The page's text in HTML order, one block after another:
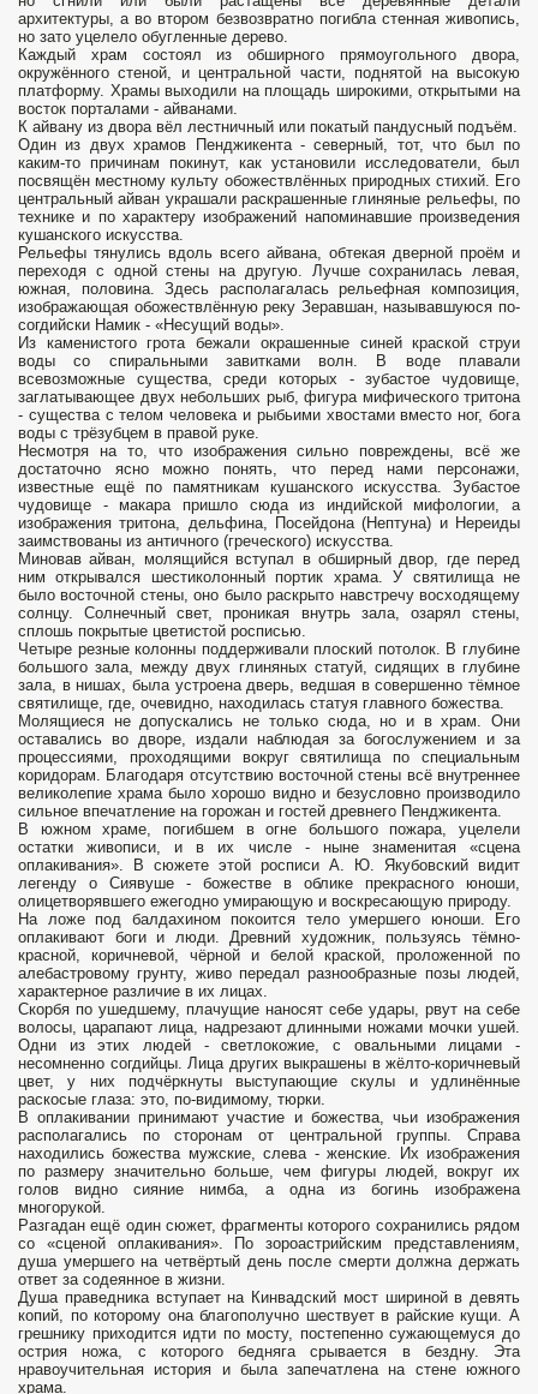
архитектуры, а во втором безвозвратно погибла стенная живопись,
но зато уцелело обугленные дерево.
Каждый храм состоял из обширного прямоугольного двора,
окружённого стеной, и центральной части, поднятой на высокую
платформу. Храмы выходили на площадь широкими, открытыми на
восток порталами - айванами.
К айвану из двора вёл лестничный или покатый пандусный подъём.
Один из двух храмов Пенджикента - северный, тот, что был по
каким-то причинам покинут, как установили исследователи, был
посвящён местному культу обожествлённых природных стихий. Его
центральный айван украшали раскрашенные глиняные рельефы, по
технике и по характеру изображений напоминавшие произведения
кушанского искусства.
Рельефы тянулись вдоль всего айвана, обтекая дверной проём и
переходя с одной стены на другую. Лучше сохранилась левая,
южная, половина. Здесь располагалась рельефная композиция,
изображающая обожествлённую реку Зеравшан, называвшуюся по-
согдийски Намик - «Несущий воды».
Из каменистого грота бежали окрашенные синей краской струи
воды со спиральными завитками волн. В воде плавали
всевозможные существа, среди которых - зубастое чудовище,
заглатывающее двух небольших рыб, фигура мифического тритона
- существа с телом человека и рыбьими хвостами вместо ног, бога
воды с трёзубцем в правой руке.
Несмотря на то, что изображения сильно повреждены, всё же
достаточно ясно можно понять, что перед нами персонажи,
известные ещё по памятникам кушанского искусства. Зубастое
чудовище - макара пришло сюда из индийской мифологии, а
изображения тритона, дельфина, Посейдона (Нептуна) и Нереиды
заимствованы из античного (греческого) искусства.
Миновав айван, молящийся вступал в обширный двор, где перед
ним открывался шестиколонный портик храма. У святилища не
было восточной стены, оно было раскрыто навстречу восходящему
солнцу. Солнечный свет, проникая внутрь зала, озарял стены,
сплошь покрытые цветистой росписью.
Четыре резные колонны поддерживали плоский потолок. В глубине
большого зала, между двух глиняных статуй, сидящих в глубине
зала, в нишах, была устроена дверь, ведшая в совершенно тёмное
святилище, где, очевидно, находилась статуя главного божества.
Молящиеся не допускались не только сюда, но и в храм. Они
оставались во дворе, издали наблюдая за богослужением и за
процессиями, проходящими вокруг святилища по специальным
коридорам. Благодаря отсутствию восточной стены всё внутреннее
великолепие храма было хорошо видно и безусловно производило
сильное впечатление на горожан и гостей древнего Пенджикента.
В южном храме, погибшем в огне большого пожара, уцелели
остатки живописи, и в их числе - ныне знаменитая «сцена
оплакивания». В сюжете этой росписи А. Ю. Якубовский видит
легенду о Сиявуше - божестве в облике прекрасного юноши,
олицетворявшего ежегодно умирающую и воскресающую природу.
На ложе под балдахином покоится тело умершего юноши. Его
оплакивают боги и люди. Древний художник, пользуясь тёмно-
красной, коричневой, чёрной и белой краской, проложенной по
алебастровому грунту, живо передал разнообразные позы людей,
характерное различие в их лицах.
Скорбя по ушедшему, плачущие наносят себе удары, рвут на себе
волосы, царапают лица, надрезают длинными ножами мочки ушей.
Одни из этих людей - светлокожие, с овальными лицами -
несомненно согдийцы. Лица других выкрашены в жёлто-коричневый
цвет, у них подчёркнуты выступающие скулы и удлинённые
раскосые глаза: это, по-видимому, тюрки.
В оплакивании принимают участие и божества, чьи изображения
располагались по сторонам от центральной группы. Справа
находились божества мужские, слева - женские. Их изображения
по размеру значительно больше, чем фигуры людей, вокруг их
голов видно сияние нимба, а одна из богинь изображена
многорукой.
Разгадан ещё один сюжет, фрагменты которого сохранились рядом
со «сценой оплакивания». По зороастрийским представлениям,
душа умершего на четвёртый день после смерти должна держать
ответ за содеянное в жизни.
Душа праведника вступает на Кинвадский мост шириной в девять
копий, по которому она благополучно шествует в райские кущи. А
грешнику приходится идти по мосту, постепенно сужающемуся до
острия ножа, с которого бедняга срывается в бездну. Эта
нравоучительная история и была запечатлена на стене южного
храма.